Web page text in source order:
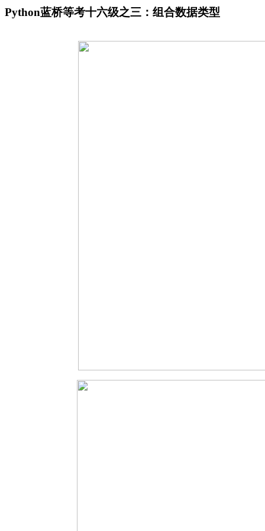
Python蓝桥等考十六级之三：组合数据类型